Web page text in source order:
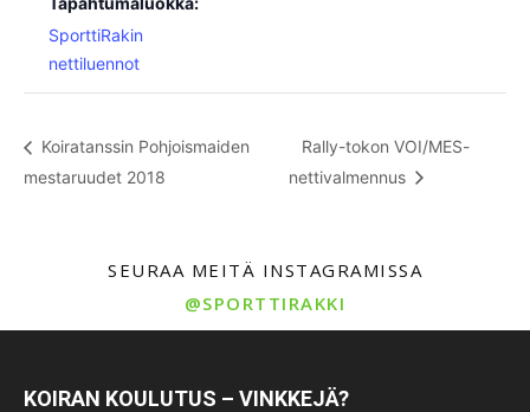
SporttiRakin
nettiluennot
Koiratanssin Pohjoismaiden
mestaruudet 2018
Rally-tokon VOI/MES-
nettivalmennus
SEURAA MEITÄ INSTAGRAMISSA
@SPORTTIRAKKI
KOIRAN KOULUTUS – VINKKEJÄ?